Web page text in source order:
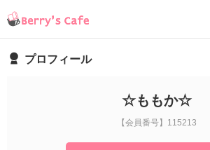
プロフィール
☆ももか☆
【会員番号】115213